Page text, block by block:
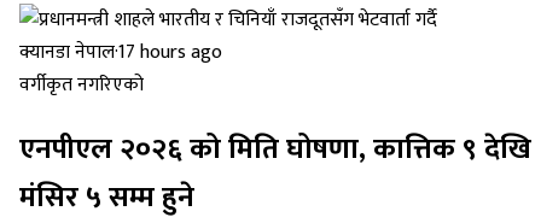
क्यानडा नेपाल·17 hours ago
वर्गीकृत नगरिएको
एनपीएल २०२६ को मिति घोषणा, कात्तिक ९ देखि
मंसिर ५ सम्म हुने